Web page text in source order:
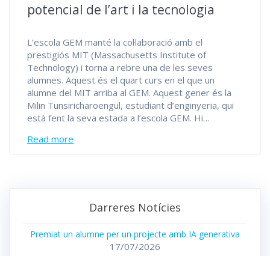
potencial de l’art i la tecnologia
L’escola GEM manté la col·laboració amb el
prestigiós MIT (Massachusetts Institute of
Technology) i torna a rebre una de les seves
alumnes. Aquest és el quart curs en el que un
alumne del MIT arriba al GEM. Aquest gener és la
Milin Tunsiricharoengul, estudiant d’enginyeria, qui
està fent la seva estada a l’escola GEM. Hi…
Read more
Darreres Notícies
Premiat un alumne per un projecte amb IA generativa
17/07/2026